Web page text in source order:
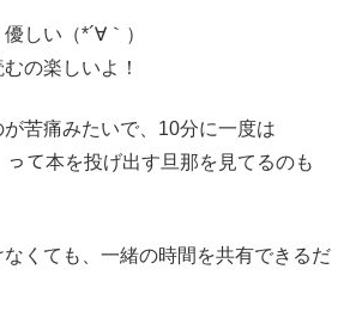
しい（*´∀｀）
の楽しいよ！
苦痛みたいで、10分に一度は
って本を投げ出す旦那を見てるのも
くても、一緒の時間を共有できるだ